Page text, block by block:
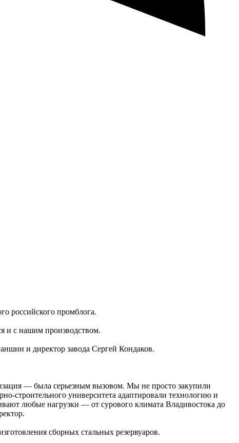
российского промблога.
и с нашим производством.
и директор завода Сергей Кондаков.
— была серьезным вызовом. Мы не просто закупили
строительного университета адаптировали технологию и
любые нагрузки — от сурового климата Владивостока до
сборных стальных резервуаров.